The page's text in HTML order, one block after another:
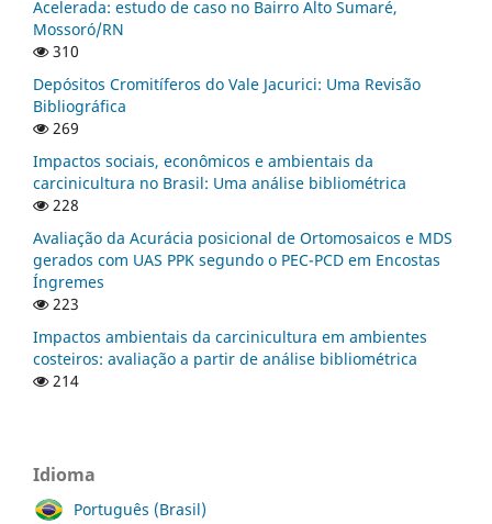
Acelerada: estudo de caso no Bairro Alto Sumaré,
Mossoró/RN
310
Depósitos Cromitíferos do Vale Jacurici: Uma Revisão
Bibliográfica
269
Impactos sociais, econômicos e ambientais da
carcinicultura no Brasil: Uma análise bibliométrica
228
Avaliação da Acurácia posicional de Ortomosaicos e MDS
gerados com UAS PPK segundo o PEC-PCD em Encostas
Íngremes
223
Impactos ambientais da carcinicultura em ambientes
costeiros: avaliação a partir de análise bibliométrica
214
Idioma
Português (Brasil)